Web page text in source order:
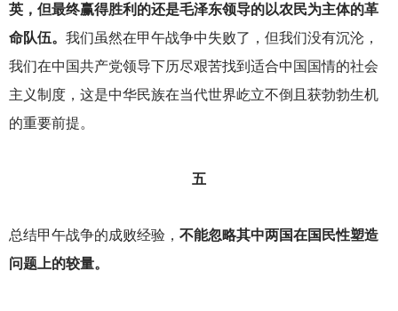
英，但最终赢得胜利的还是毛泽东领导的以农民为主体的革
命队伍。 我们虽然在甲午战争中失败了，但我们没有沉沦，
我们在中国共产党领导下历尽艰苦找到适合中国国情的社会
主义制度，这是中华民族在当代世界屹立不倒且获勃勃生机
的重要前提。
五
总结甲午战争的成败经验， 不能忽略其中两国在国民性塑造
问题上的较量。